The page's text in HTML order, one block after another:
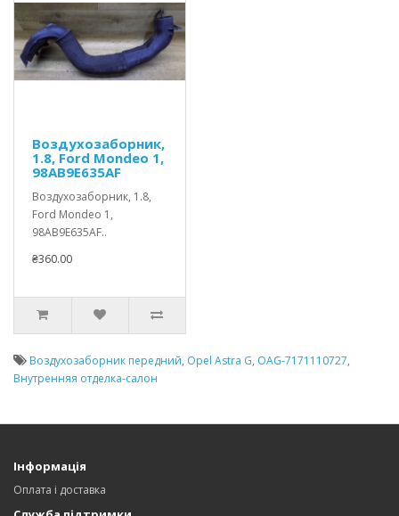
Воздухозаборник,
1.8, Ford Mondeo 1,
98AB9E635AF
Воздухозаборник, 1.8,
Ford Mondeo 1,
98AB9E635AF..
₴360.00
Воздухозаборник передний, Opel Astra G, OAG-7171110727,
Внутренняя отделка-салон
Інформація
Оплата і доставка